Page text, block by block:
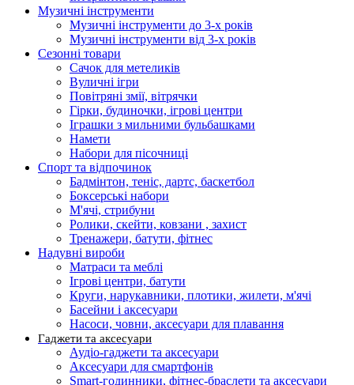
Музичні інструменти
Музичні інструменти до 3-х років
Музичні інструменти від 3-х років
Сезонні товари
Сачок для метеликів
Вуличні ігри
Повітряні змії, вітрячки
Гірки, будиночки, ігрові центри
Іграшки з мильними бульбашками
Намети
Набори для пісочниці
Спорт та відпочинок
Бадмінтон, теніс, дартс, баскетбол
Боксерські набори
М'ячі, стрибуни
Ролики, скейти, ковзани , захист
Тренажери, батути, фітнес
Надувні вироби
Матраси та меблі
Ігрові центри, батути
Круги, нарукавники, плотики, жилети, м'ячі
Басейни і аксесуари
Насоси, човни, аксесуари для плавання
Гаджети та аксесуари
Аудіо-гаджети та аксесуари
Аксесуари для смартфонів
Smart-годинники, фітнес-браслети та аксесуари